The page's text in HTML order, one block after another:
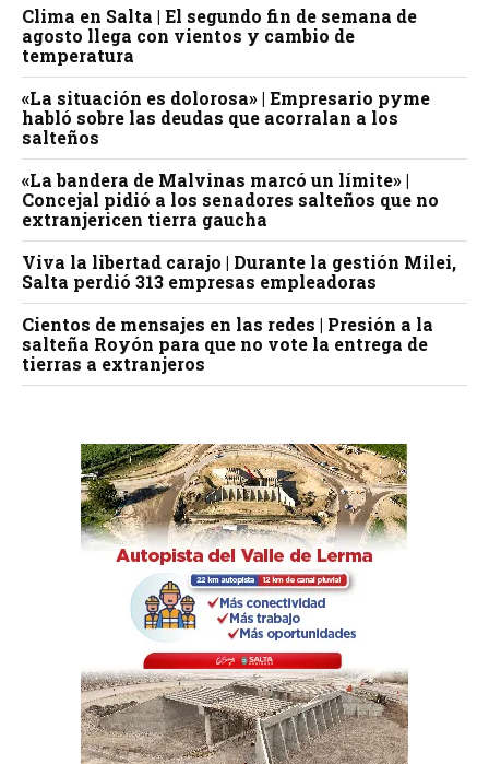
Clima en Salta | El segundo fin de semana de
agosto llega con vientos y cambio de
temperatura
«La situación es dolorosa» | Empresario pyme
habló sobre las deudas que acorralan a los
salteños
«La bandera de Malvinas marcó un límite» |
Concejal pidió a los senadores salteños que no
extranjericen tierra gaucha
Viva la libertad carajo | Durante la gestión Milei,
Salta perdió 313 empresas empleadoras
Cientos de mensajes en las redes | Presión a la
salteña Royón para que no vote la entrega de
tierras a extranjeros